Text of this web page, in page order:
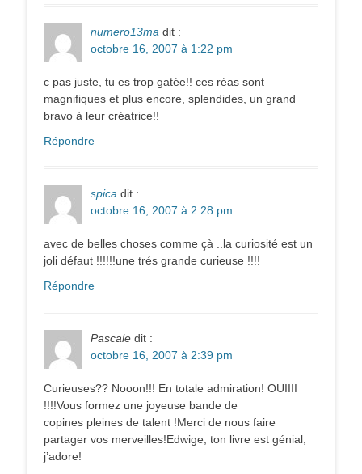
numero13ma dit :
octobre 16, 2007 à 1:22 pm
c pas juste, tu es trop gatée!! ces réas sont
magnifiques et plus encore, splendides, un grand
bravo à leur créatrice!!
Répondre
spica dit :
octobre 16, 2007 à 2:28 pm
avec de belles choses comme çà ..la curiosité est un
joli défaut !!!!!!une trés grande curieuse !!!!
Répondre
Pascale dit :
octobre 16, 2007 à 2:39 pm
Curieuses?? Nooon!!! En totale admiration! OUIIII
!!!!Vous formez une joyeuse bande de
copines pleines de talent !Merci de nous faire
partager vos merveilles!Edwige, ton livre est génial,
j’adore!